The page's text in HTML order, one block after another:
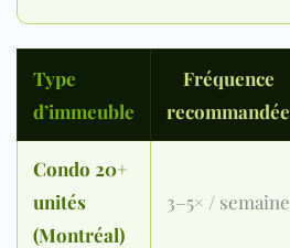
Type
d’immeuble
Fréquence
recommandée
Condo 20+
unités
(Montréal)
3–5× / semaine